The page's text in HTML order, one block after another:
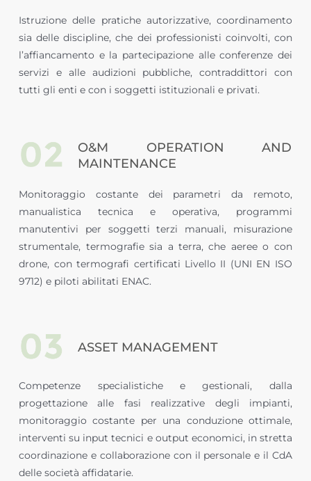
Istruzione delle pratiche autorizzative, coordinamento
sia delle discipline, che dei professionisti coinvolti, con
l’affiancamento e la partecipazione alle conferenze dei
servizi e alle audizioni pubbliche, contraddittori con
tutti gli enti e con i soggetti istituzionali e privati.
O&M OPERATION AND
MAINTENANCE
Monitoraggio costante dei parametri da remoto,
manualistica tecnica e operativa, programmi
manutentivi per soggetti terzi manuali, misurazione
strumentale, termografie sia a terra, che aeree o con
drone, con termografi certificati Livello II (UNI EN ISO
9712) e piloti abilitati ENAC.
ASSET MANAGEMENT
Competenze specialistiche e gestionali, dalla
progettazione alle fasi realizzative degli impianti,
monitoraggio costante per una conduzione ottimale,
interventi su input tecnici e output economici, in stretta
coordinazione e collaborazione con il personale e il CdA
delle società affidatarie.